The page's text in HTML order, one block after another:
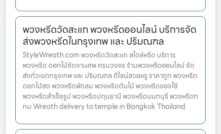
พวงหรีดวัดสะแก พวงหรีดออนไลน์ บริการจัด
ส่งพวงหรีดในกรุงเทพ และ ปริมณฑล
StyleWreath.com พวงหรีดวัดสะแก สไตล์หรีด บริการ
พวงหรีด ดอกไม้จัดงานศพ ครบวงจร ร้านพวงหรีดออนไลน์ จัด
ส่งทั่วเขตกรุงเทพ และ ปริมณฑล ดีไซน์สวยหรู ราคาถูก พวงหรีด
ดอกไม้สด พวงหรีดพัดลม พวงหรีดต้นไม้ พวงหรีดของใช้
พวงหรีดสำเร็จรูป พวงหรีดปทุมธานี พวงหรีดนนทบุรี พวงหรีดก
ทม Wreath delivery to temple in Bangkok Thailand